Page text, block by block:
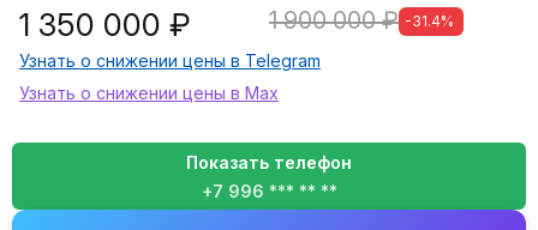
1 350 000 ₽ 1 900 000 ₽ -31.4%
Узнать о снижении цены в Telegram
Узнать о снижении цены в Max
Показать телефон
+7 996 *** ** **